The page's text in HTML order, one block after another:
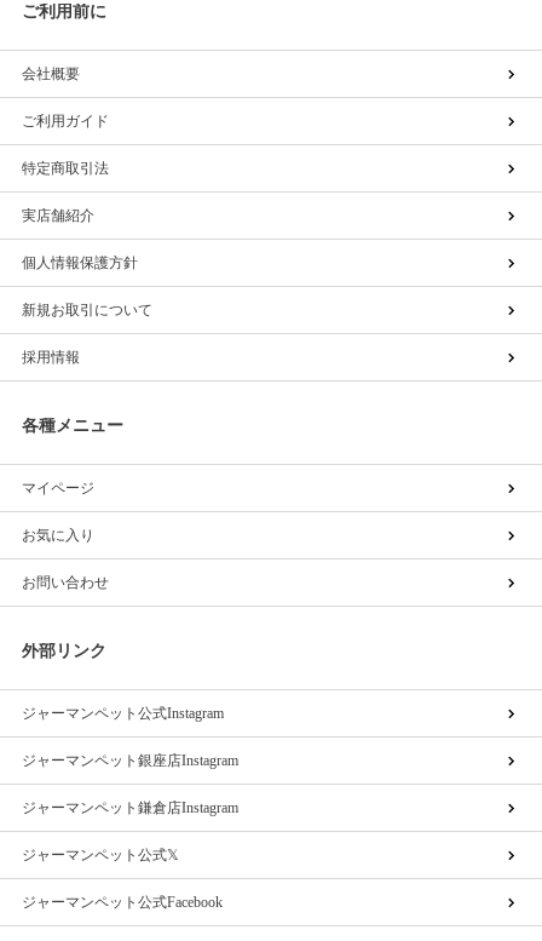
ご利用前に
会社概要
ご利用ガイド
特定商取引法
実店舗紹介
個人情報保護方針
新規お取引について
採用情報
各種メニュー
マイページ
お気に入り
お問い合わせ
外部リンク
ジャーマンペット公式Instagram
ジャーマンペット銀座店Instagram
ジャーマンペット鎌倉店Instagram
ジャーマンペット公式𝕏
ジャーマンペット公式Facebook